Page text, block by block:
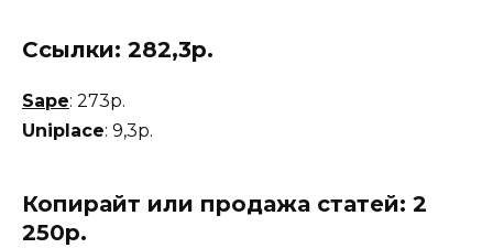
Ссылки: 282,3р.
Sape: 273р.
Uniplace: 9,3р.
Копирайт или продажа статей: 2
250р.